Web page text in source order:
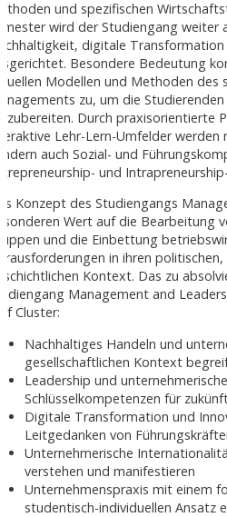
und spezifischen
wird der Studiengang weiter
digitale
Besondere Bedeutung
Modellen und Methoden des
zu, um die
Durch praxisorientierte
Lehr-Lern-Umfelder werden
auch Sozial- und
und
Konzept des Studiengangs
Wert auf die Bearbeitung
und die Einbettung
in ihren
Kontext. Das zu
Management and
Cluster:
Nachhaltiges Handeln und
gesellschaftlichen Kontext
Leadership und
Schlüsselkompetenzen für
Digitale Transformation und
Leitgedanken von
Unternehmerische
verstehen und manifestieren
Unternehmenspraxis mit einem
studentisch-individuellen Ansatz